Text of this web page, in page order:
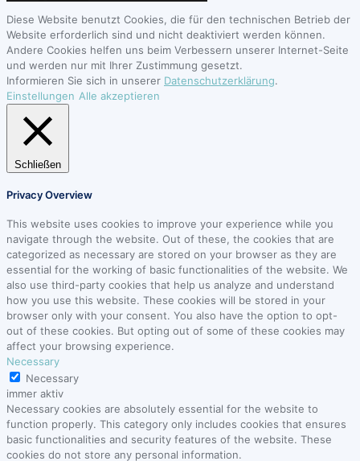
Diese Website benutzt Cookies, die für den technischen Betrieb der
Website erforderlich sind und nicht deaktiviert werden können.
Andere Cookies helfen uns beim Verbessern unserer Internet-Seite
und werden nur mit Ihrer Zustimmung gesetzt.
Informieren Sie sich in unserer Datenschutzerklärung.
Einstellungen Alle akzeptieren
Schließen
Privacy Overview
This website uses cookies to improve your experience while you
navigate through the website. Out of these, the cookies that are
categorized as necessary are stored on your browser as they are
essential for the working of basic functionalities of the website. We
also use third-party cookies that help us analyze and understand
how you use this website. These cookies will be stored in your
browser only with your consent. You also have the option to opt-
out of these cookies. But opting out of some of these cookies may
affect your browsing experience.
Necessary
Necessary
immer aktiv
Necessary cookies are absolutely essential for the website to
function properly. This category only includes cookies that ensures
basic functionalities and security features of the website. These
cookies do not store any personal information.